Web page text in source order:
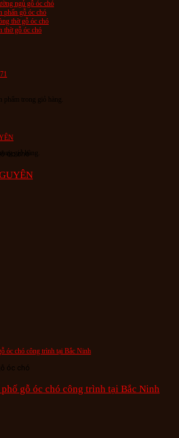
ngủ gỗ óc chó
phấn gỗ óc chó
thờ gỗ óc chó
thờ gỗ óc chó
phẩm trong giỏ hàng.
giỏ hàng.
óc chó
óc chó
gỗ óc chó công trình tại Bắc Ninh